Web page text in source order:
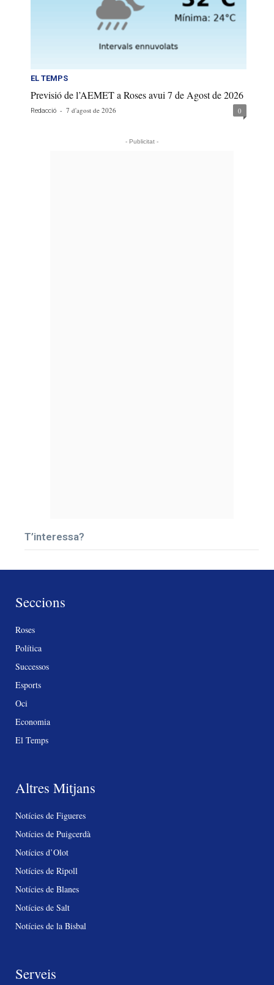
EL TEMPS
Previsió de l’AEMET a Roses avui 7 de Agost de 2026
Redacció - 7 d'agost de 2026 0
- Publicitat -
T’interessa?
Seccions
Roses
Política
Successos
Esports
Oci
Economia
El Temps
Altres Mitjans
Notícies de Figueres
Notícies de Puigcerdà
Notícies d’Olot
Notícies de Ripoll
Notícies de Blanes
Notícies de Salt
Notícies de la Bisbal
Serveis